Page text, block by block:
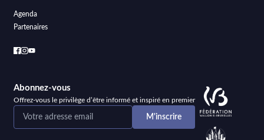
Agenda
Partenaires
Abonnez-vous
Offrez-vous le privilège d’être informé et inspiré en premier